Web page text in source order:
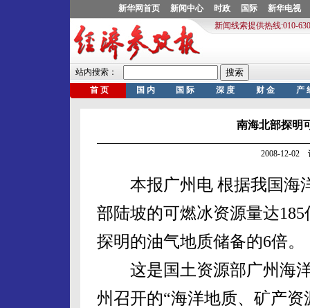
南海北部探明
2008-12-02
本报广州电 根据我国海
部陆坡的可燃冰资源量达
探明的油气地质储备的6倍。
这是国土资源部广州海洋
州召开的“海洋地质、矿产